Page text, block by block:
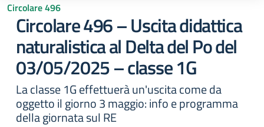
Circolare 496
Circolare 496 – Uscita didattica
naturalistica al Delta del Po del
03/05/2025 – classe 1G
La classe 1G effettuerà un'uscita come da
oggetto il giorno 3 maggio: info e programma
della giornata sul RE